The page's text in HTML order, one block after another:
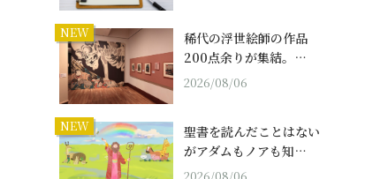
NEW
稀代の浮世絵師の作品
200点余りが集結。…
2026/08/06
NEW
聖書を読んだことはない
がアダムもノアも知…